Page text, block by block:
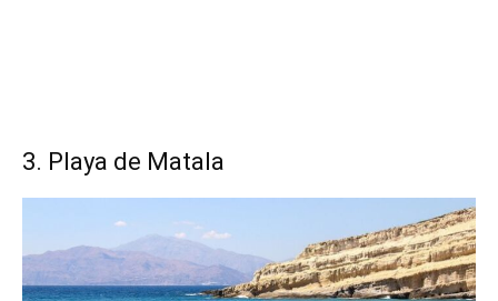
3. Playa de Matala